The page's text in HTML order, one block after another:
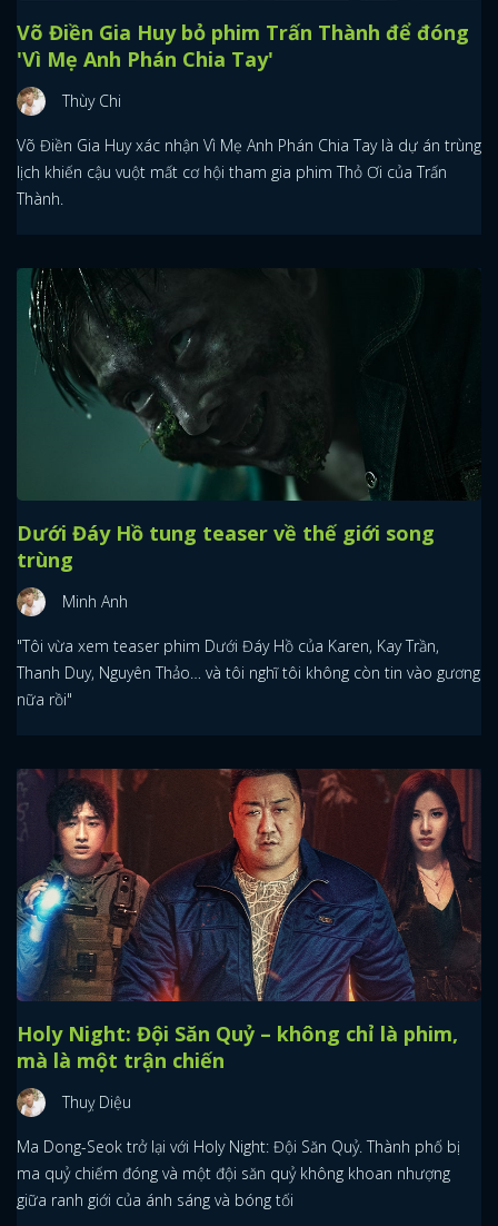
Võ Điền Gia Huy bỏ phim Trấn Thành để đóng
'Vì Mẹ Anh Phán Chia Tay'
Thùy Chi
Võ Điền Gia Huy xác nhận Vì Mẹ Anh Phán Chia Tay là dự án trùng
lịch khiến cậu vuột mất cơ hội tham gia phim Thỏ Ơi của Trấn
Thành.
Dưới Đáy Hồ tung teaser về thế giới song
trùng
Minh Anh
"Tôi vừa xem teaser phim Dưới Đáy Hồ của Karen, Kay Trần,
Thanh Duy, Nguyên Thảo… và tôi nghĩ tôi không còn tin vào gương
nữa rồi"
Holy Night: Đội Săn Quỷ – không chỉ là phim,
mà là một trận chiến
Thuỵ Diệu
Ma Dong-Seok trở lại với Holy Night: Đội Săn Quỷ. Thành phố bị
ma quỷ chiếm đóng và một đội săn quỷ không khoan nhượng
giữa ranh giới của ánh sáng và bóng tối